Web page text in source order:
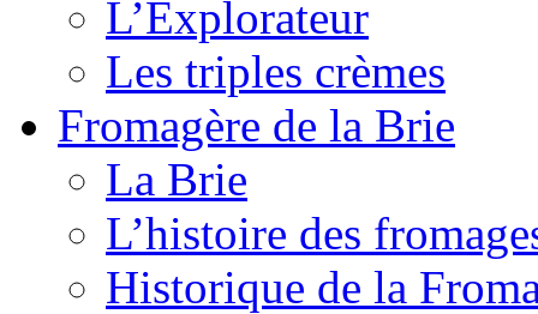
L’Explorateur
Les triples crèmes
Fromagère de la Brie
La Brie
L’histoire des
Historique de la